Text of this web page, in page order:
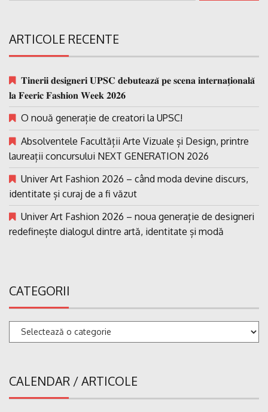
ARTICOLE RECENTE
𝐓𝐢𝐧𝐞𝐫𝐢𝐢 𝐝𝐞𝐬𝐢𝐠𝐧𝐞𝐫𝐢 𝐔𝐏𝐒𝐂 𝐝𝐞𝐛𝐮𝐭𝐞𝐚𝐳𝐚̆ 𝐩𝐞 𝐬𝐜𝐞𝐧𝐚 𝐢𝐧𝐭𝐞𝐫𝐧𝐚𝐭̗𝐢𝐨𝐧𝐚𝐥𝐚̆
𝐥𝐚 𝐅𝐞𝐞𝐫𝐢𝐜 𝐅𝐚𝐬𝐡𝐢𝐨𝐧 𝐖𝐞𝐞𝐤 𝟐𝟎𝟐𝟔
O nouă generație de creatori la UPSC!
Absolventele Facultății Arte Vizuale și Design, printre
laureații concursului NEXT GENERATION 2026
Univer Art Fashion 2026 – când moda devine discurs,
identitate și curaj de a fi văzut
Univer Art Fashion 2026 – noua generație de designeri
redefinește dialogul dintre artă, identitate și modă
CATEGORII
Categorii
CALENDAR / ARTICOLE